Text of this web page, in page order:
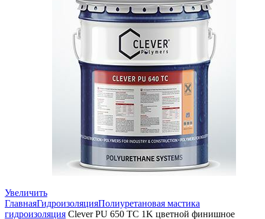
Увеличить
ГлавнаяГидроизоляцияПолиуретановая мастика
гидроизоляция Clever PU 650 TC 1K цветной финишное